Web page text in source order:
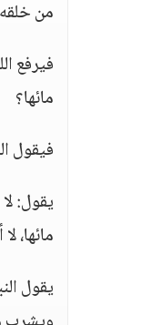
من
فيرفع
مائها؟
فيقول
يقول:
مائها،
يقول